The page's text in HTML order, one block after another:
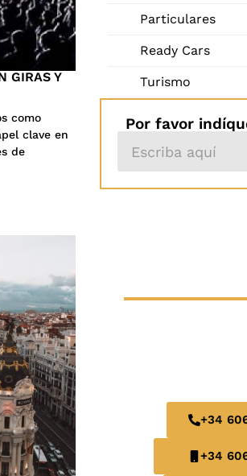
GIRAS Y
como
clave en
de
Particulares
Ready Cars
Turismo
Por favor
RESERVA
LE OFRECEMOS UN
+34
+34